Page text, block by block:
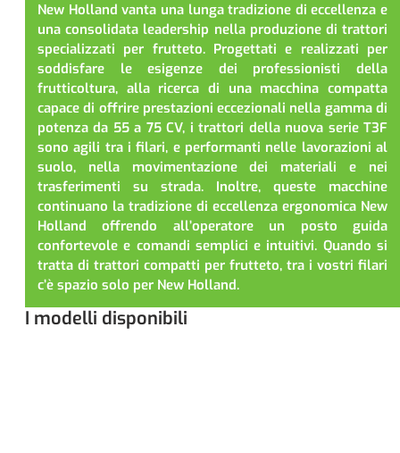
New Holland vanta una lunga tradizione di eccellenza e
una consolidata leadership nella produzione di trattori
specializzati per frutteto. Progettati e realizzati per
soddisfare le esigenze dei professionisti della
frutticoltura, alla ricerca di una macchina compatta
capace di offrire prestazioni eccezionali nella gamma di
potenza da 55 a 75 CV, i trattori della nuova serie T3F
sono agili tra i filari, e performanti nelle lavorazioni al
suolo, nella movimentazione dei materiali e nei
trasferimenti su strada. Inoltre, queste macchine
continuano la tradizione di eccellenza ergonomica New
Holland offrendo all’operatore un posto guida
confortevole e comandi semplici e intuitivi. Quando si
tratta di trattori compatti per frutteto, tra i vostri filari
c’è spazio solo per New Holland.
I modelli disponibili